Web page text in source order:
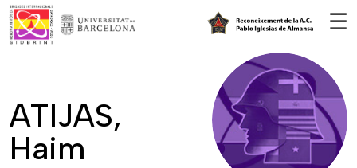
☰
ATIJAS,
Haim